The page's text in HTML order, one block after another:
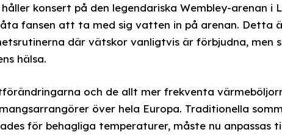
håller konsert på den legendariska Wembley-arenan
fansen att ta med sig vatten in på arenan. Detta
där vätskor vanligtvis är förbjudna, men
hälsa.
och de allt mer frekventa
över hela Europa. Traditionella
för behagliga temperaturer, måste nu